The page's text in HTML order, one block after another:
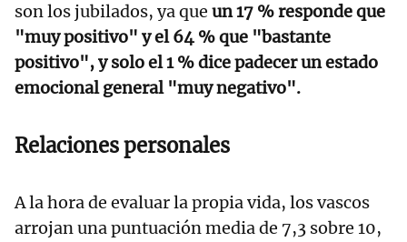
son los jubilados, ya que un 17 % responde que
"muy positivo" y el 64 % que "bastante
positivo", y solo el 1 % dice padecer un estado
emocional general "muy negativo".
Relaciones personales
A la hora de evaluar la propia vida, los vascos
arrojan una puntuación media de 7,3 sobre 10,